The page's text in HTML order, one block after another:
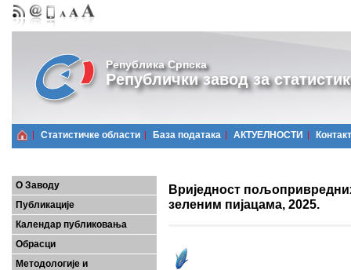
Република Српска
Републички завод за
Статистичке области Базa података АКТУЕЛНОСТИ Контакт
О Заводу
Публикације
Календар публиковања
Обрасци
Методологије и
Вриједност
зеленим пијацама, 2025.